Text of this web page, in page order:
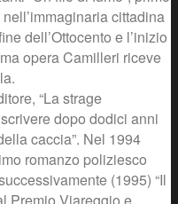
cittadina
dell’Ottocento e l’inizio
opera Camilleri riceve
“La strage
dopo dodici anni
caccia”. Nel 1994
romanzo poliziesco
(1995) “Il
Premio Viareggio e